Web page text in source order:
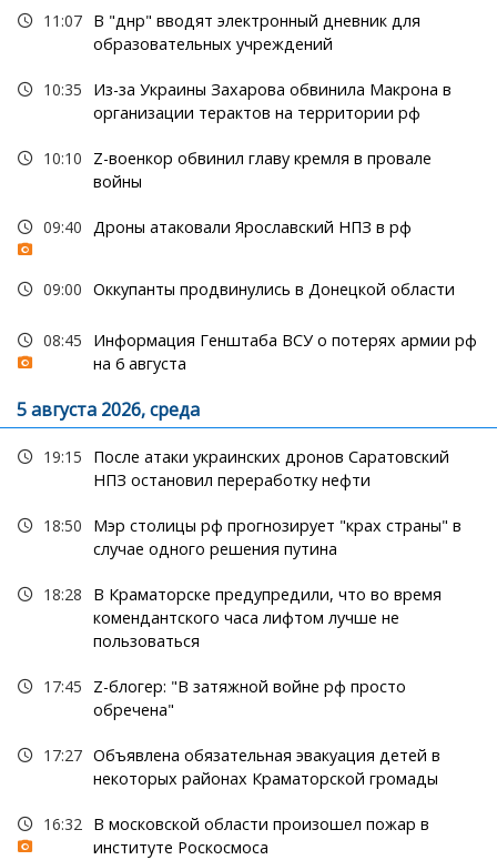
11:07 В "днр" вводят электронный дневник для
образовательных учреждений
10:35
Из-за Украины Захарова обвинила Макрона в
организации терактов на территории рф
10:10
Z-военкор обвинил главу кремля в провале
войны
09:40 Дроны атаковали Ярославский НПЗ в рф
09:00 Оккупанты продвинулись в Донецкой области
08:45
Информация Генштаба ВСУ о потерях армии рф
на 6 августа
5 августа 2026, среда
19:15
После атаки украинских дронов Саратовский
НПЗ остановил переработку нефти
18:50
Мэр столицы рф прогнозирует "крах страны" в
случае одного решения путина
18:28
В Краматорске предупредили, что во время
комендантского часа лифтом лучше не
пользоваться
17:45
Z-блогер: "В затяжной войне рф просто
обречена"
17:27 Объявлена обязательная эвакуация детей в
некоторых районах Краматорской громады
16:32 В московской области произошел пожар в
институте Роскосмоса